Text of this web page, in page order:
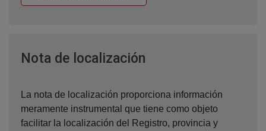
Nota de localización
La nota de localización proporciona información
meramente instrumental que tiene como objeto
facilitar la localización del Registro, provincia y